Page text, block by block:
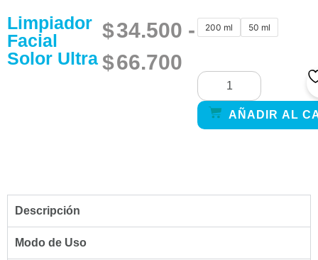
Limpiador
Facial
Solor Ultra
$34.500 -
$66.700
200 ml 50 ml
AÑADIR AL
Descripción
Modo de Uso